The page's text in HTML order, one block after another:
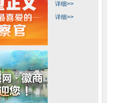
详细>>
详细>>